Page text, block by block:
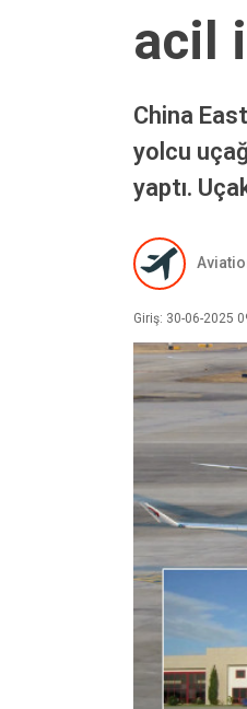
acil
China
yolcu
yaptı.
Giriş: 30-06-2025